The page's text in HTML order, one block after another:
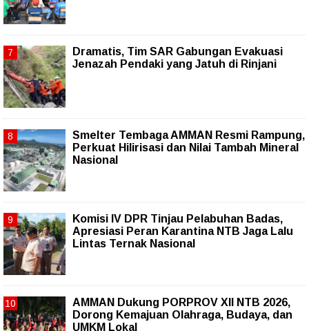
Dramatis, Tim SAR Gabungan Evakuasi
Jenazah Pendaki yang Jatuh di Rinjani
Smelter Tembaga AMMAN Resmi Rampung,
Perkuat Hilirisasi dan Nilai Tambah Mineral
Nasional
Komisi IV DPR Tinjau Pelabuhan Badas,
Apresiasi Peran Karantina NTB Jaga Lalu
Lintas Ternak Nasional
AMMAN Dukung PORPROV XII NTB 2026,
Dorong Kemajuan Olahraga, Budaya, dan
UMKM Lokal